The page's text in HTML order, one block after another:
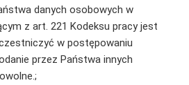
danych osobowych w
z art. 221 Kodeksu pracy jest
w postępowaniu
przez Państwa innych